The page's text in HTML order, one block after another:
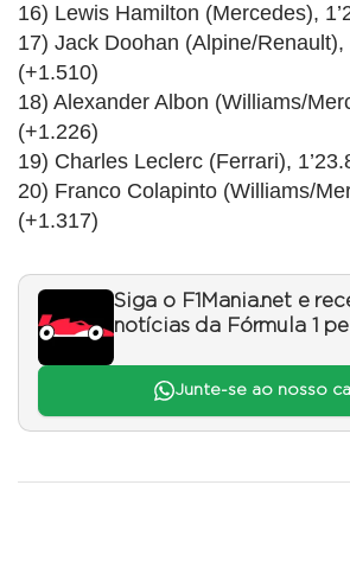
16) Lewis Hamilton (Mercedes),
17) Jack Doohan (Alpine/Renault),
(+1.510)
18) Alexander Albon (Williams/
(+1.226)
19) Charles Leclerc (Ferrari),
20) Franco Colapinto (Williams/
(+1.317)
Siga o F1Mania.net e
notícias da Fórmula 1
Junte-se ao nosso